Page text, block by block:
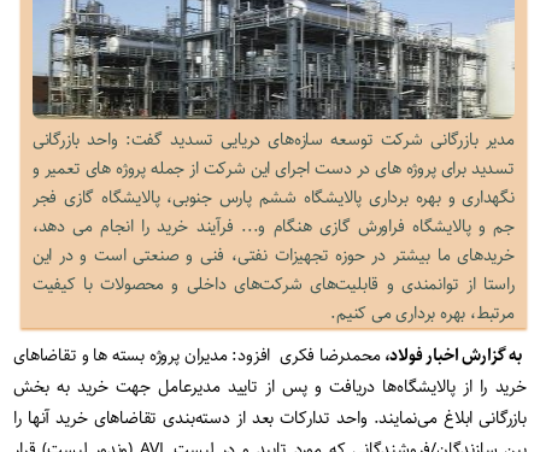
مدیر بازرگانی شرکت توسعه سازه‌های دریایی تسدید گفت: واحد بازرگانی
تسدید برای پروژه های در دست اجرای این شرکت از جمله پروژه های تعمیر و
نگهداری و بهره برداری پالایشگاه ششم پارس جنوبی، پالایشگاه گازی فجر
جم و پالایشگاه فراورش گازی هنگام و... فرآیند خرید را انجام می دهد،
خریدهای ما بیشتر در حوزه تجهیزات نفتی، فنی و صنعتی است و در این
راستا از توانمندی و قابلیت‌های شرکت‌های داخلی و محصولات با کیفیت
مرتبط، بهره برداری می کنیم.
به گزارش اخبار فولاد،محمدرضا فکری افزود: مدیران پروژه بسته ها و تقاضاهای
خرید را از پالایشگاه‌ها دریافت و پس از تایید مدیرعامل جهت خرید به بخش
بازرگانی ابلاغ می‌نمایند. واحد تدارکات بعد از دسته‌بندی تقاضاهای خرید آنها را